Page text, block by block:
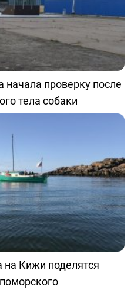
начала проверку после
тела собаки
Кижи поделятся